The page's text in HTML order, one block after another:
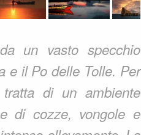
un vasto specchio
e il Po delle Tolle. Per
tratta di un ambiente
di cozze, vongole e